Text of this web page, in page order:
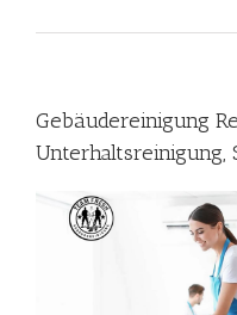
Gebäudereinigung
Unterhaltsreinigung,